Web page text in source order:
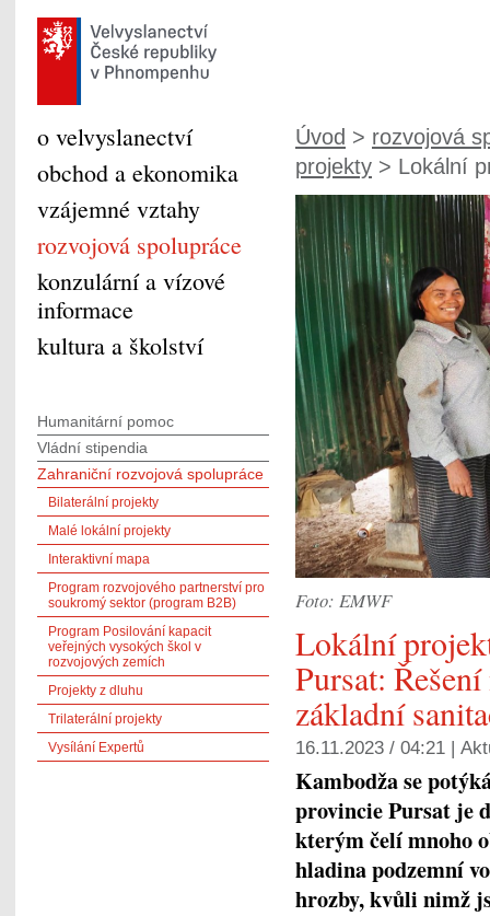
Úvod > rozvojová
projekty > Lokální
Foto: EMWF
Lokální
Pursat:
základní
16.11.2023 / 04:21 |
Kambodža se
provincie Pursat je
kterým čelí mnoho
hladina podzemní
hrozby, kvůli nimž
o velvyslanectví
obchod a ekonomika
vzájemné vztahy
rozvojová spolupráce
konzulární a vízové
informace
kultura a školství
Humanitární pomoc
Vládní stipendia
Zahraniční rozvojová spolupráce
Bilaterální projekty
Malé lokální projekty
Interaktivní mapa
Program rozvojového partnerství pro
soukromý sektor (program B2B)
Program Posilování kapacit
veřejných vysokých škol v
rozvojových zemích
Projekty z dluhu
Trilaterální projekty
Vysílání Expertů